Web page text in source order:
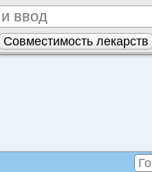
Совместимость лекарств